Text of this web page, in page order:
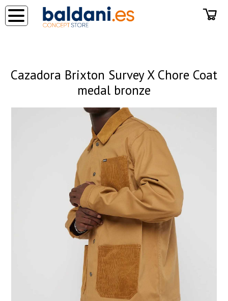
Cazadora Brixton Survey X Chore Coat
medal bronze